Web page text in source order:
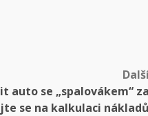
auto se „spalovákem“
se na kalkulaci